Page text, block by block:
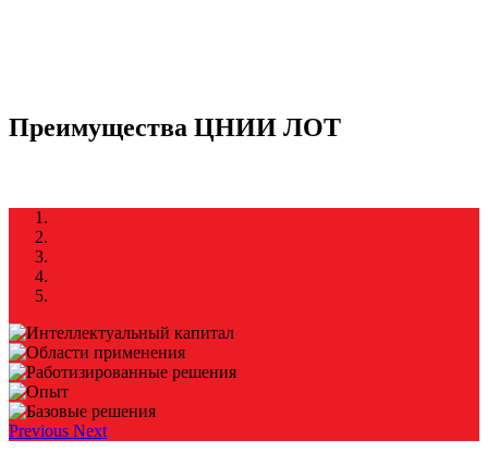
Преимущества ЦНИИ ЛОТ
Previous Next